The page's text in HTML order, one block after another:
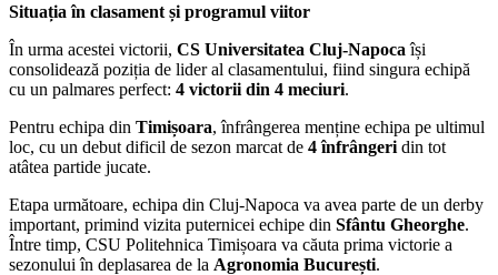
Situația în clasament și programul viitor
În urma acestei victorii, CS Universitatea Cluj-Napoca își
consolidează poziția de lider al clasamentului, fiind singura echipă
cu un palmares perfect: 4 victorii din 4 meciuri.
Pentru echipa din Timișoara, înfrângerea menține echipa pe ultimul
loc, cu un debut dificil de sezon marcat de 4 înfrângeri din tot
atâtea partide jucate.
Etapa următoare, echipa din Cluj-Napoca va avea parte de un derby
important, primind vizita puternicei echipe din Sfântu Gheorghe.
Între timp, CSU Politehnica Timișoara va căuta prima victorie a
sezonului în deplasarea de la Agronomia București.